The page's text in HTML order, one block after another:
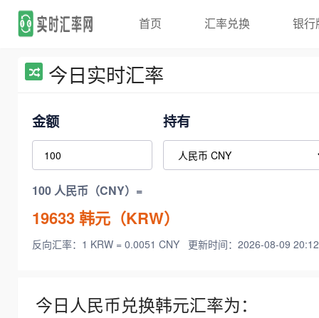
首页 汇率兑换 银行
今日实时汇率
金额 持有
100 人民币（CNY）=
19633韩元（KRW）
反向汇率：1 KRW = 0.0051 CNY 更新时间：2026-08-09
今日人民币兑换韩元汇率为：